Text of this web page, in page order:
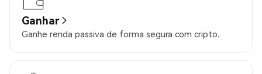
Ganhar
Ganhe renda passiva de forma segura com cripto.